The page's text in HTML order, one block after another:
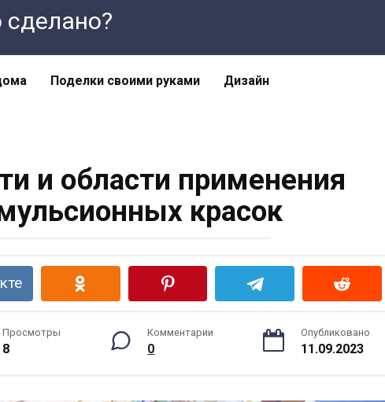
сделано?
Поделки своими руками Дизайн
и области применения
красок
Просмотры
8
Комментарии
0
Опубликовано
11.09.2023